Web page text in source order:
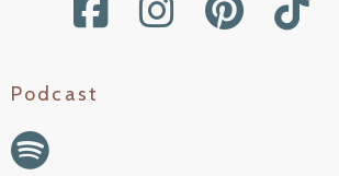
Podcast